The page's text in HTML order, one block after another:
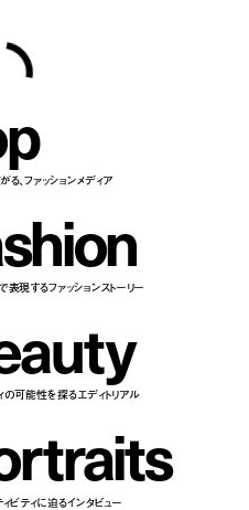
p
る、ファッションメディア
shion
表現するファッションストーリー
auty
の可能性を探るエディトリアル
rtraits
ィビティに迫るインタビュー